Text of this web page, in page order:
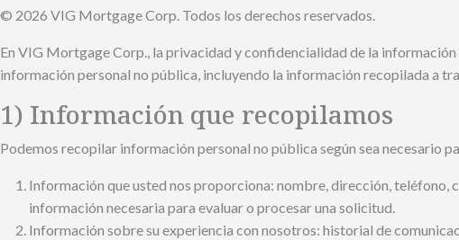
© 2026 VIG Mortgage Corp. Todos los derechos reservados.
En VIG Mortgage Corp., la privacidad y confidencialidad de la
información personal no pública, incluyendo la información recopilada a
1) Información que recopilamos
Podemos recopilar información personal no pública según sea necesario
Información que usted nos proporciona: nombre, dirección,
información necesaria para evaluar o procesar una solicitud.
Información sobre su experiencia con nosotros: historial de